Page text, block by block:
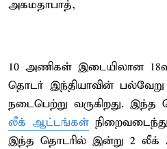
அகமதாபாத்,
10 அணிகள் இடையிலான
தொடர் இந்தியாவின் பல்வேறு
நடைபெற்று வருகிறது. இந்த
லீக் ஆட்டங்கள்
இந்த தொடரில் இன்று 2